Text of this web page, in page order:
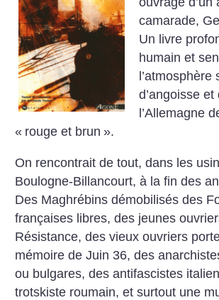
camarade,
Un livre
humain et
l’atmosphère
d’angoisse
l’Allemagne
« rouge et brun ».
On rencontrait de tout, dans les
Boulogne-Billancourt, à la fin des
Des Maghrébins démobilisés des
françaises libres, des jeunes
Résistance, des vieux ouvriers
mémoire de Juin 36, des
ou bulgares, des antifascistes
trotskiste roumain, et surtout une